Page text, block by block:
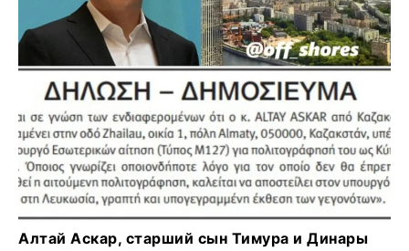
Алтай Аскар, старший сын Тимура и Динары